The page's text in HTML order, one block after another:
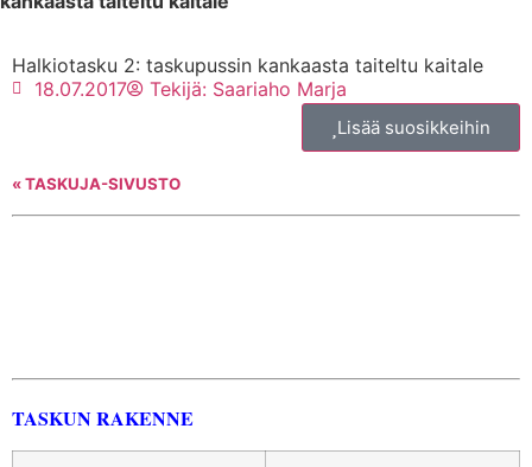
Halkiotasku 2: taskupussin kankaasta taiteltu kaitale
18.07.2017
Tekijä: Saariaho Marja
Lisää suosikkeihin
« TASKUJA-SIVUSTO
TASKUN RAKENNE